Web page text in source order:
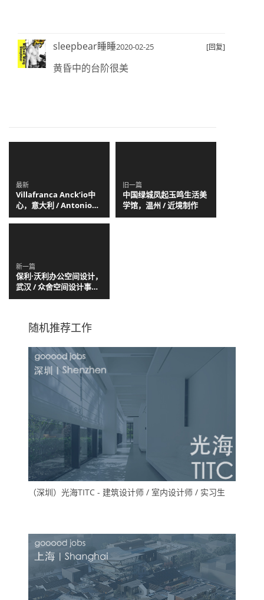
sleepbear睡睡2020-02-25 [回复]
黄昏中的台阶很美
最新
Villafranca Anck’io中
心，意大利 / Antonio
Ravalli Architetti
旧一篇
中国绿城凤起玉鸣生活美
学馆，温州 / 近境制作
新一篇
保利·沃利办公空间设计，
武汉 / 众舍空间设计事务
所
随机推荐工作
（深圳）光海TITC - 建筑设计师 / 室内设计师 / 实习生